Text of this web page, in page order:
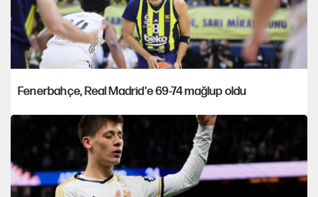
Fenerbahçe, Real Madrid'e 69-74 mağlup oldu